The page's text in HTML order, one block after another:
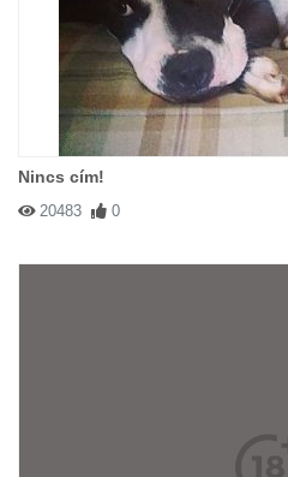
Nincs cím!
20483 0